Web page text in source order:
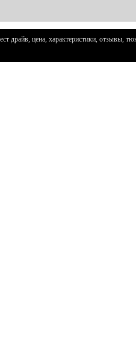
драйв, цена, характеристики, отзывы,